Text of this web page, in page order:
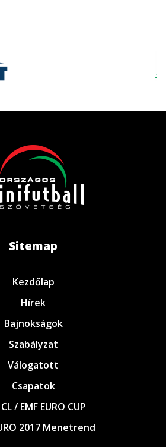
Sitemap
Kezdőlap
Hírek
Bajnokságok
Szabályzat
Válogatott
Csapatok
/ EMF EURO CUP
2017 Menetrend